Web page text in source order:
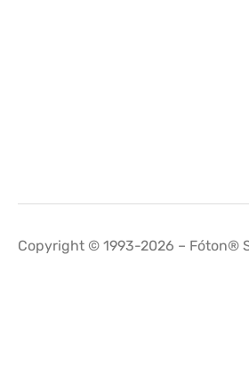
Copyright © 1993-2026 – Fóton®